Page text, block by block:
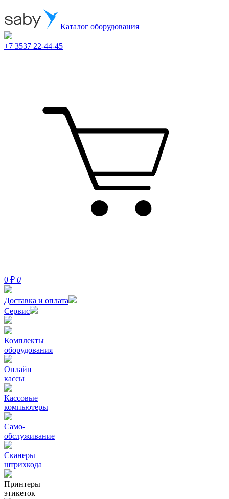
Каталог оборудования
+7 3537 22-44-45
0 ₽ 0
Доставка и оплата
Сервис
Комплекты
оборудования
Онлайн
кассы
Кассовые
компьютеры
Само-
обслуживание
Сканеры
штрихкода
Принтеры
этикеток